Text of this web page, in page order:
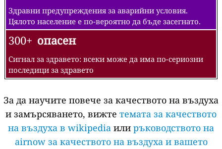
Здравни предупреждения за аварийни условия.
Цялото население е по-вероятно да бъде засегнато.
300+ опасен
Сигнал за здравето: всеки може да има по-сериозни
последици за здравето
За да научите повече за качеството на въздуха
и замърсяването, вижте темата за качеството
на въздуха в wikipedia или ръководството на
airnow за качеството на въздуха и вашето